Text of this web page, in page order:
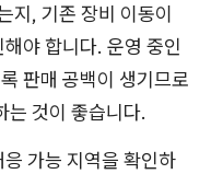
지, 기존 장비 이동이
야 합니다. 운영 중인
판매 공백이 생기므로
는 것이 좋습니다.
가능 지역을 확인하